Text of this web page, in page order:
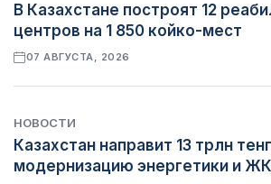
В Казахстане построят 12
центров на 1 850 койко-мест
07 АВГУСТА, 2026
НОВОСТИ
Казахстан направит 13 трлн
модернизацию энергетики и